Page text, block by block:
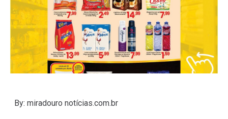
By: miradouro notícias.com.br